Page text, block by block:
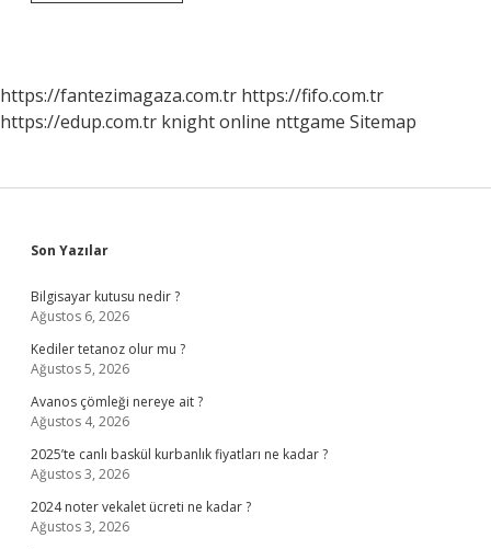
https://fantezimagaza.com.tr https://fifo.com.tr
https://edup.com.tr knight online nttgame Sitemap
Sidebar
Son Yazılar
Bilgisayar kutusu nedir ?
Ağustos 6, 2026
Kediler tetanoz olur mu ?
Ağustos 5, 2026
Avanos çömleği nereye ait ?
Ağustos 4, 2026
2025’te canlı baskül kurbanlık fiyatları ne kadar ?
Ağustos 3, 2026
2024 noter vekalet ücreti ne kadar ?
Ağustos 3, 2026